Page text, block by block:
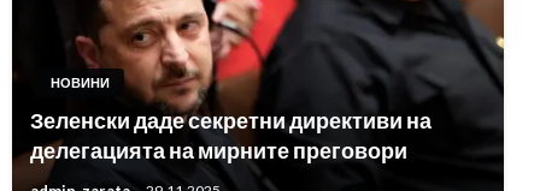
НОВИНИ
Зеленски даде секретни директиви на
делегацията на мирните преговори